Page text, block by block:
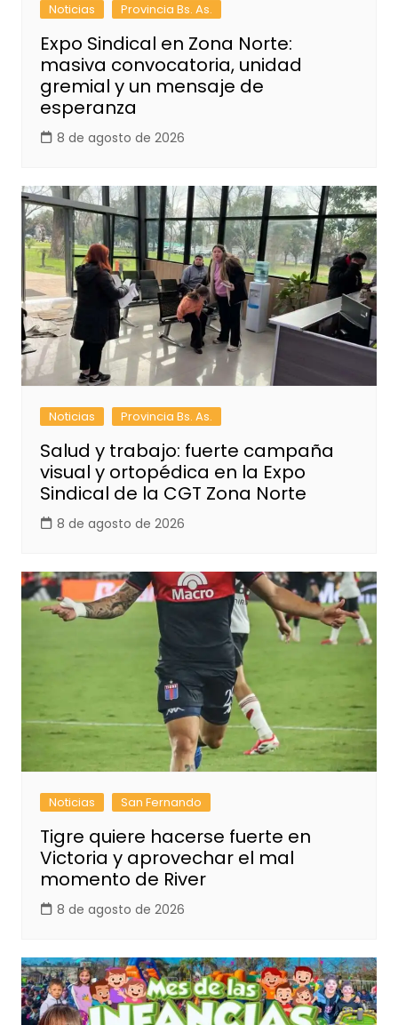
Noticias Provincia Bs. As.
Expo Sindical en Zona Norte:
masiva convocatoria, unidad
gremial y un mensaje de
esperanza
8 de agosto de 2026
Noticias Provincia Bs. As.
Salud y trabajo: fuerte campaña
visual y ortopédica en la Expo
Sindical de la CGT Zona Norte
8 de agosto de 2026
Noticias San Fernando
Tigre quiere hacerse fuerte en
Victoria y aprovechar el mal
momento de River
8 de agosto de 2026